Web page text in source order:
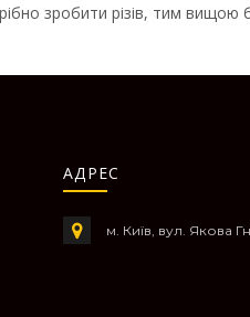
зробити різів, тим вищою
АДРЕС
м. Київ, вул. Якова